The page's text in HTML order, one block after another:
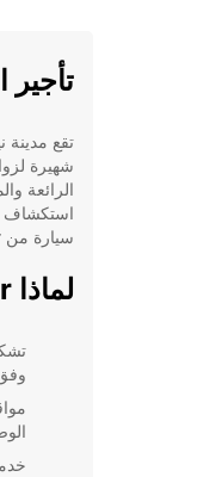
تقع
شهيرة
الرائعة
استكشاف
سيارة من Europcar هو الخيار المثالي لك.
لماذا Europcar في نيوكوي؟